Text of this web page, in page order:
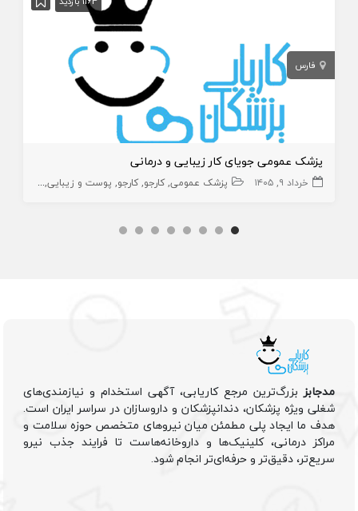
فارس
پزشک عمومی جویای کار زیبایی و درمانی
خرداد ۹, ۱۴۰۵ پزشک عمومی کارجو کارجو پوست و زیبایی زیبایی
مدجابزبزرگ‌ترین مرجع کاریابی، آگهی استخدام و نیازمندی‌های
شغلی ویژه پزشکان، دندانپزشکان و داروسازان در سراسر ایران است.
هدف ما ایجاد پلی مطمئن میان نیروهای متخصص حوزه سلامت و
مراکز درمانی، کلینیک‌ها و داروخانه‌هاست تا فرایند جذب نیرو
سریع‌تر، دقیق‌تر و حرفه‌ای‌تر انجام شود.